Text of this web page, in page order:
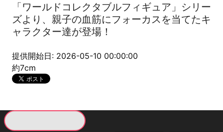
「ワールドコレクタブルフィギュア」シリー
ズより、親子の血筋にフォーカスを当てたキ
ャラクター達が登場！
提供開始日: 2026-05-10 00:00:00
約7cm